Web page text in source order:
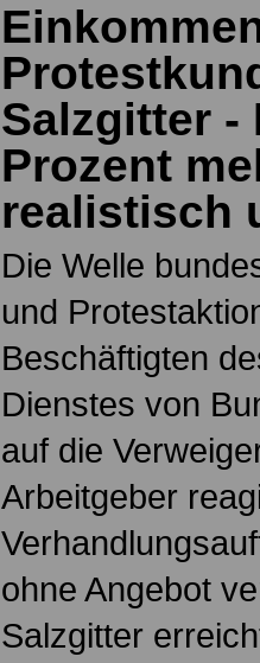
Salzgitter -
Prozent
realistisch
Die Welle
und
Beschäftigten
Dienstes von
auf die
Arbeitgeber
ohne Angebot
Salzgitter